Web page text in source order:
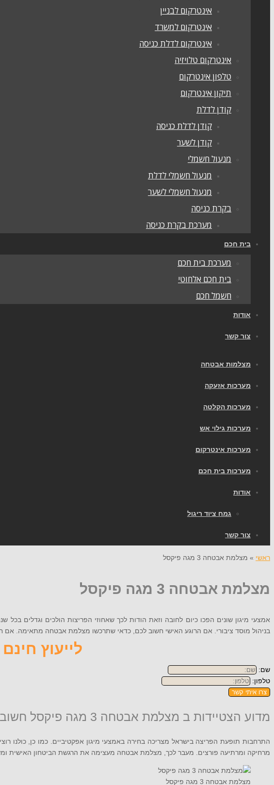
אינטרקום לבניין
אינטרקום למשרד
אינטרקום לדלת כניסה
אינטרקום טלויזיה
טלפון אינטרקום
תיקון אינטרקום
קודן לדלת
קודן לדלת כניסה
קודן לשער
מנעול חשמלי
מנעול חשמלי לדלת
מנעול חשמלי לשער
בקרת כניסה
מערכת בקרת כניסה
בית חכם
מערכת בית חכם
בית חכם אלחוטי
חשמל חכם
אודות
צור קשר
מצלמות אבטחה
מערכות אזעקה
מערכות הקלטה
מערכות גילוי אש
מערכות אינטרקום
מערכות בית חכם
אודות
גמח ציוד ריגול
צור קשר
ראשי » מצלמת אבטחה 3 מגה פיקסל
מצלמת אבטחה 3 מגה פיקסל
אמצעי מיגון שונים הפכו כיום לחובה וזאת הודות לכך שאחוזי הפריצות הולכים וגדלים
בניהול מוסד ציבורי. אם הרוגע האישי חשוב לכם, כדאי שתרכשו מצלמת אבטחה מתאימה. אם חשוב לכם לקבל
לייעוץ חינם
שם:
טלפון:
צרו איתי קשר
מדוע הצטיידות ב מצלמת אבטחה 3 מגה פיקסל חשובה לביטחון האישי שלכם?
התרחבות תופעת הפריצה בישראל מצריכה בחירה באמצעי מיגון אפקטיביים. כמו כן, כולנו
מרחיקה ומרתיעה פורצים. מעבר לכך, מצלמת אבטחה מעצימה את הרגשת הביטחון האישית
מצלמת אבטחה 3 מגה פיקסל